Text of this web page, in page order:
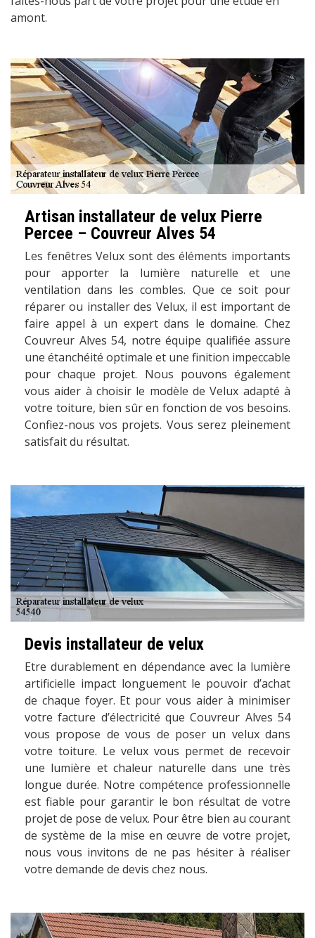
amont.
Artisan installateur de velux Pierre
Percee – Couvreur Alves 54
Les fenêtres Velux sont des éléments importants
pour apporter la lumière naturelle et une
ventilation dans les combles. Que ce soit pour
réparer ou installer des Velux, il est important de
faire appel à un expert dans le domaine. Chez
Couvreur Alves 54, notre équipe qualifiée assure
une étanchéité optimale et une finition impeccable
pour chaque projet. Nous pouvons également
vous aider à choisir le modèle de Velux adapté à
votre toiture, bien sûr en fonction de vos besoins.
Confiez-nous vos projets. Vous serez pleinement
satisfait du résultat.
Devis installateur de velux
Etre durablement en dépendance avec la lumière
artificielle impact longuement le pouvoir d’achat
de chaque foyer. Et pour vous aider à minimiser
votre facture d’électricité que Couvreur Alves 54
vous propose de vous de poser un velux dans
votre toiture. Le velux vous permet de recevoir
une lumière et chaleur naturelle dans une très
longue durée. Notre compétence professionnelle
est fiable pour garantir le bon résultat de votre
projet de pose de velux. Pour être bien au courant
de système de la mise en œuvre de votre projet,
nous vous invitons de ne pas hésiter à réaliser
votre demande de devis chez nous.